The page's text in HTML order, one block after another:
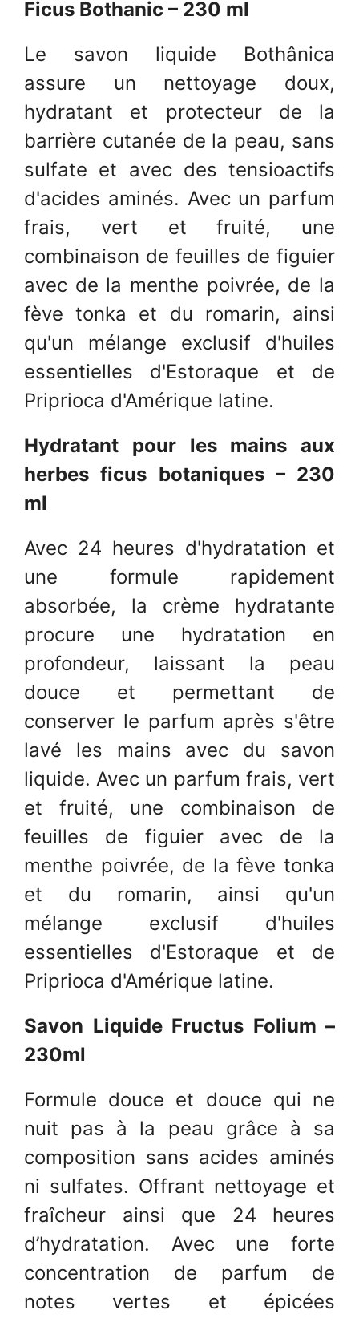
Ficus Bothanic – 230 ml
Le savon liquide Bothânica
assure un nettoyage doux,
hydratant et protecteur de la
barrière cutanée de la peau, sans
sulfate et avec des tensioactifs
d'acides aminés. Avec un parfum
frais, vert et fruité, une
combinaison de feuilles de figuier
avec de la menthe poivrée, de la
fève tonka et du romarin, ainsi
qu'un mélange exclusif d'huiles
essentielles d'Estoraque et de
Priprioca d'Amérique latine.
Hydratant pour les mains aux
herbes ficus botaniques – 230
ml
Avec 24 heures d'hydratation et
une formule rapidement
absorbée, la crème hydratante
procure une hydratation en
profondeur, laissant la peau
douce et permettant de
conserver le parfum après s'être
lavé les mains avec du savon
liquide. Avec un parfum frais, vert
et fruité, une combinaison de
feuilles de figuier avec de la
menthe poivrée, de la fève tonka
et du romarin, ainsi qu'un
mélange exclusif d'huiles
essentielles d'Estoraque et de
Priprioca d'Amérique latine.
Savon Liquide Fructus Folium –
230ml
Formule douce et douce qui ne
nuit pas à la peau grâce à sa
composition sans acides aminés
ni sulfates. Offrant nettoyage et
fraîcheur ainsi que 24 heures
d’hydratation. Avec une forte
concentration de parfum de
notes vertes et épicées